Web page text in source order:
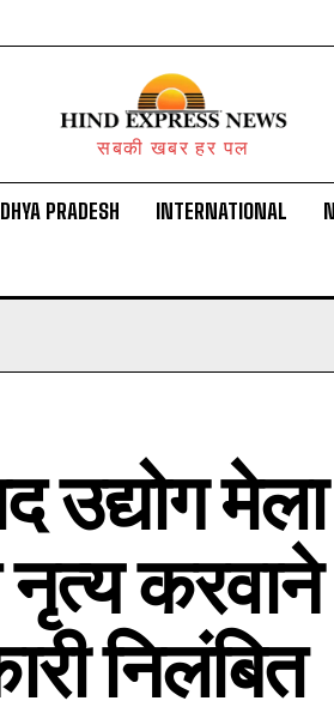
सबकी खबर हर पल
PRADESH INTERNATIONAL
उद्योग
निलंबित